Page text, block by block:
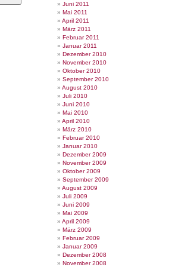
Juni 2011
Mai 2011
April 2011
März 2011
Februar 2011
Januar 2011
Dezember 2010
November 2010
Oktober 2010
September 2010
August 2010
Juli 2010
Juni 2010
Mai 2010
April 2010
März 2010
Februar 2010
Januar 2010
Dezember 2009
November 2009
Oktober 2009
September 2009
August 2009
Juli 2009
Juni 2009
Mai 2009
April 2009
März 2009
Februar 2009
Januar 2009
Dezember 2008
November 2008